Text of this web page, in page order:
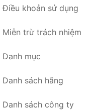
Điều khoản sử dụng
Miễn trừ trách nhiệm
Danh mục
Danh sách hãng
Danh sách công ty